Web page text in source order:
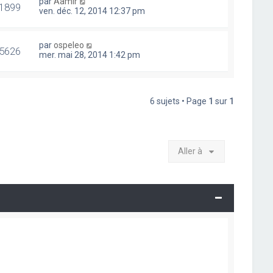
ven. déc. 12, 2014 12:37 pm
parospeleo
mer. mai 28, 2014 1:42 pm
6 sujets • Page 1 sur 1
Aller à